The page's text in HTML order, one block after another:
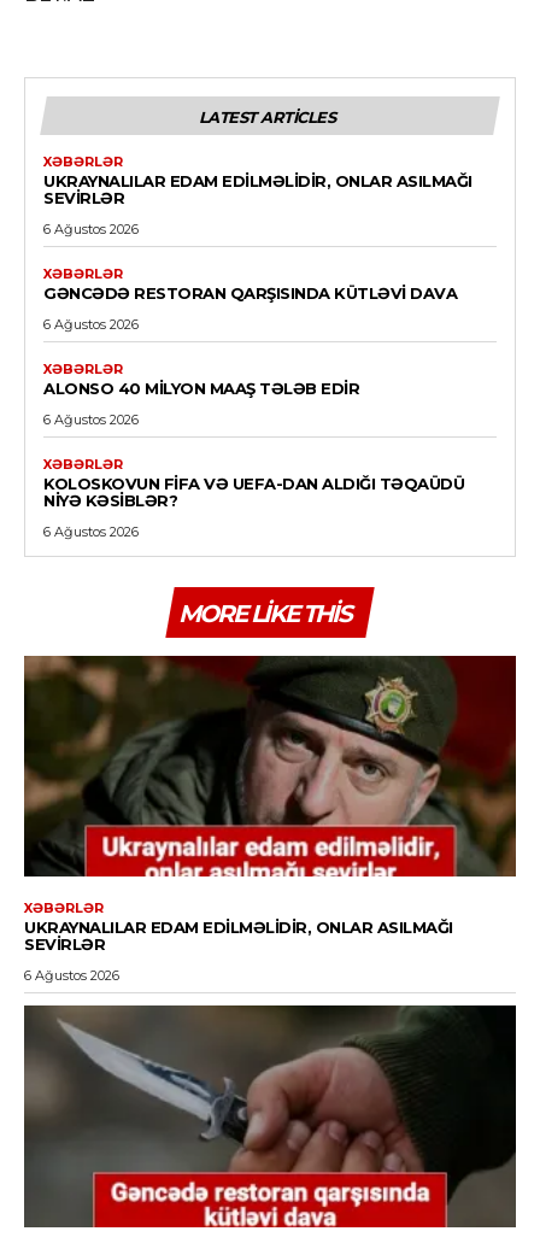
LATEST ARTICLES
XƏBƏRLƏR
UKRAYNALILAR EDAM EDILMƏLIDIR, ONLAR ASILMAĞI
SEVIRLƏR
6 Ağustos 2026
XƏBƏRLƏR
GƏNCƏDƏ RESTORAN QARŞISINDA KÜTLƏVI DAVA
6 Ağustos 2026
XƏBƏRLƏR
ALONSO 40 MILYON MAAŞ TƏLƏB EDIR
6 Ağustos 2026
XƏBƏRLƏR
KOLOSKOVUN FİFA VƏ UEFA-DAN ALDIĞI TƏQAÜDÜ
NIYƏ KƏSIBLƏR?
6 Ağustos 2026
MORE LIKE THIS
XƏBƏRLƏR
UKRAYNALILAR EDAM EDILMƏLIDIR, ONLAR ASILMAĞI
SEVIRLƏR
6 Ağustos 2026